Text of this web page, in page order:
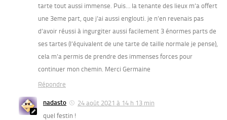
tarte tout aussi immense. Puis… la tenante des lieux m’a offert
une 3eme part, que j’ai aussi englouti. je n’en revenais pas
d’avoir réussi à ingurgiter aussi facilement 3 énormes parts de
ses tartes (l’équivalent de une tarte de taille normale je pense),
cela m’a permis de prendre des immenses forces pour
continuer mon chemin. Merci Germaine
Répondre
nadasto
24 août 2021 à 14 h 13 min
quel festin !